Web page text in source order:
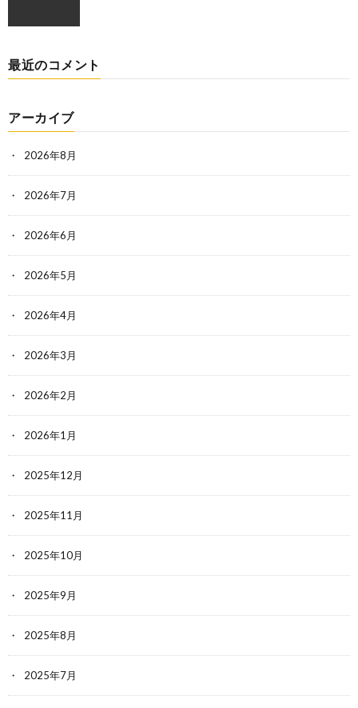
最近のコメント
アーカイブ
2026年8月
2026年7月
2026年6月
2026年5月
2026年4月
2026年3月
2026年2月
2026年1月
2025年12月
2025年11月
2025年10月
2025年9月
2025年8月
2025年7月